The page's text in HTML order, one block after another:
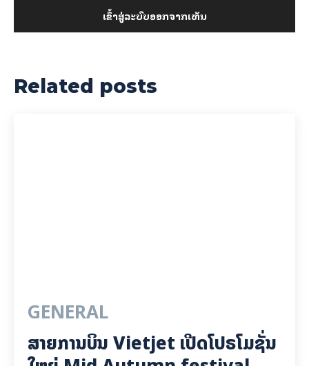
ເຂົ້າ​ສູ່​ລະ​ບົບ​ອອກ​ຈາກ​ເຫັນ
Related posts
GENERAL
ສາຍການບິນ Vietjet ເປີດໂປຣໂມຊັ່ນ